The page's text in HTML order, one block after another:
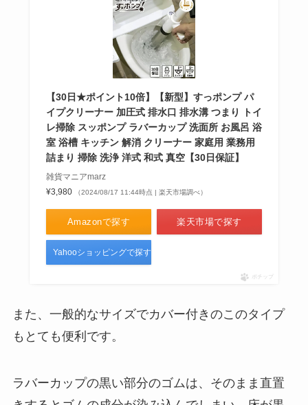
【30日★ポイント10倍】【新型】すっポンプ パ
イプクリーナー 加圧式 排水口 排水溝 つまり トイ
レ掃除 スッポンプ ラバーカップ 洗面所 お風呂 浴
室 浴槽 キッチン 解消 クリーナー 家庭用 業務用
詰まり 掃除 洗浄 洋式 和式 真空【30日保証】
雑貨マニアmarz
¥3,980
（2024/08/17 11:44時点 | 楽天市場調べ）
Amazonで探す 楽天市場で探す
Yahooショッピングで探す
ポチップ
また、一般的なサイズでカバー付きのこのタイプ
もとても便利です。
ラバーカップの黒い部分のゴムは、そのまま直置